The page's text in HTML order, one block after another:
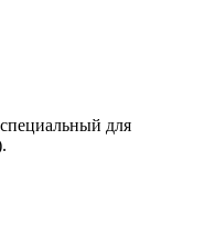
специальный для